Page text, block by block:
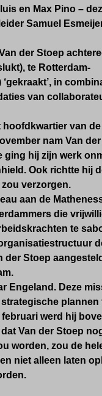
en Max Pino –
Samuel
der Stoep
te Rotterdam-
in
van
van
nam Van
ging hij zijn werk
Ook richtte hij
verzorgen.
aan de
die
te
der Stoep
Engeland. Deze
plannen
werd hij
Van der Stoep
worden, zou de
niet alleen laten